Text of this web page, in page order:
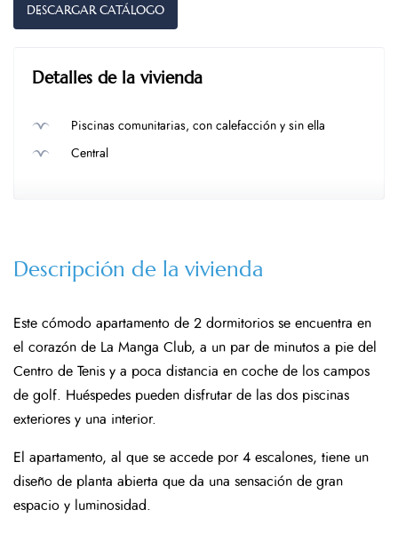
DESCARGAR CATÁLOGO
Detalles de la vivienda
Piscinas comunitarias, con calefacción y sin ella
Central
Descripción de la vivienda
Este cómodo apartamento de 2 dormitorios se encuentra en
el corazón de La Manga Club, a un par de minutos a pie del
Centro de Tenis y a poca distancia en coche de los campos
de golf. Huéspedes pueden disfrutar de las dos piscinas
exteriores y una interior.
El apartamento, al que se accede por 4 escalones, tiene un
diseño de planta abierta que da una sensación de gran
espacio y luminosidad.